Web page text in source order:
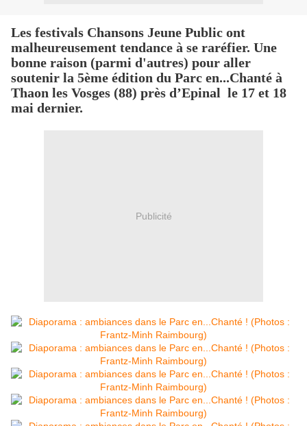
Les festivals Chansons Jeune Public ont
malheureusement tendance à se raréfier. Une
bonne raison (parmi d'autres) pour aller
soutenir la 5ème édition du Parc en...Chanté à
Thaon les Vosges (88) près d’Epinal le 17 et 18
mai dernier.
Publicité